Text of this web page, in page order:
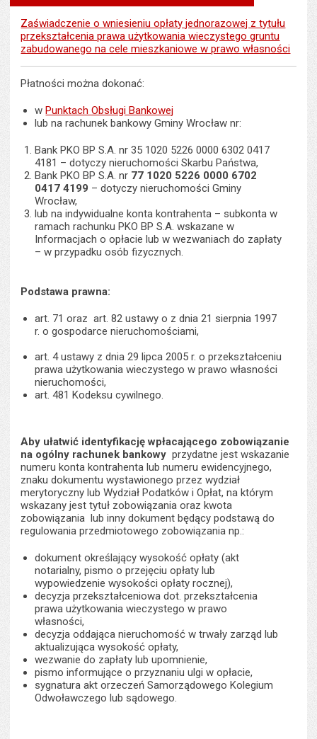
Zaświadczenie o wniesieniu opłaty jednorazowej z tytułu
przekształcenia prawa użytkowania wieczystego gruntu
zabudowanego na cele mieszkaniowe w prawo własności
Płatności można dokonać:
wPunktach Obsługi Bankowej
lub na rachunek bankowy Gminy Wrocław nr:
Bank PKO BP S.A. nr 35 1020 5226 0000 6302 0417
4181 – dotyczy nieruchomości Skarbu Państwa,
Bank PKO BP S.A. nr 77 1020 5226 0000 6702
0417 4199 – dotyczy nieruchomości Gminy
Wrocław,
lub na indywidualne konta kontrahenta – subkonta w
ramach rachunku PKO BP S.A. wskazane w
Informacjach o opłacie lub w wezwaniach do zapłaty
– w przypadku osób fizycznych.
Podstawa prawna:
art. 71 oraz art. 82 ustawy o z dnia 21 sierpnia 1997
r. o gospodarce nieruchomościami,
art. 4 ustawy z dnia 29 lipca 2005 r. o przekształceniu
prawa użytkowania wieczystego w prawo własności
nieruchomości,
art. 481 Kodeksu cywilnego.
Aby ułatwić identyfikację wpłacającego zobowiązanie
na ogólny rachunek bankowy przydatne jest wskazanie
numeru konta kontrahenta lub numeru ewidencyjnego,
znaku dokumentu wystawionego przez wydział
merytoryczny lub Wydział Podatków i Opłat, na którym
wskazany jest tytuł zobowiązania oraz kwota
zobowiązania lub inny dokument będący podstawą do
regulowania przedmiotowego zobowiązania np.:
dokument określający wysokość opłaty (akt
notarialny, pismo o przejęciu opłaty lub
wypowiedzenie wysokości opłaty rocznej),
decyzja przekształceniowa dot. przekształcenia
prawa użytkowania wieczystego w prawo
własności,
decyzja oddająca nieruchomość w trwały zarząd lub
aktualizująca wysokość opłaty,
wezwanie do zapłaty lub upomnienie,
pismo informujące o przyznaniu ulgi w opłacie,
sygnatura akt orzeczeń Samorządowego Kolegium
Odwoławczego lub sądowego.